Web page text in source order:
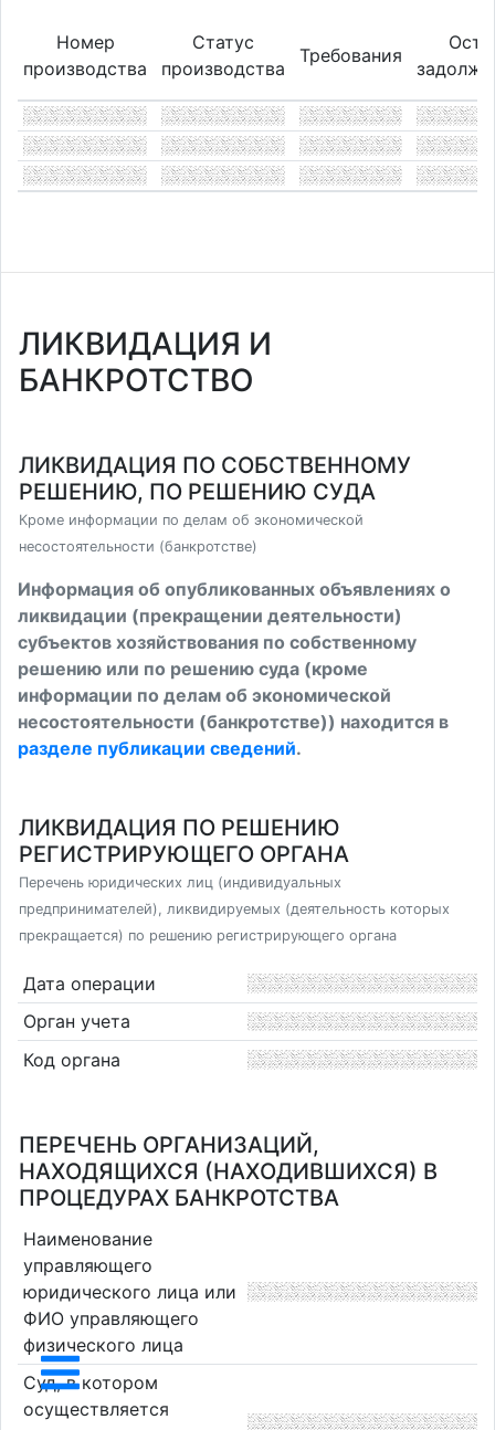
Номер
производства
Статус
производства
Требования
ЛИКВИДАЦИЯ И
БАНКРОТСТВО
ЛИКВИДАЦИЯ ПО СОБСТВЕННОМУ
РЕШЕНИЮ, ПО РЕШЕНИЮ СУДА
Кроме информации по делам об экономической
несостоятельности (банкротстве)
Информация об опубликованных объявлениях о
ликвидации (прекращении деятельности)
субъектов хозяйствования по собственному
решению или по решению суда (кроме
информации по делам об экономической
несостоятельности (банкротстве)) находится в
разделе публикации сведений.
ЛИКВИДАЦИЯ ПО РЕШЕНИЮ
РЕГИСТРИРУЮЩЕГО ОРГАНА
Перечень юридических лиц (индивидуальных
предпринимателей), ликвидируемых (деятельность которых
прекращается) по решению регистрирующего органа
Дата операции
Орган учета
Код органа
ПЕРЕЧЕНЬ ОРГАНИЗАЦИЙ,
НАХОДЯЩИХСЯ (НАХОДИВШИХСЯ) В
ПРОЦЕДУРАХ БАНКРОТСТВА
Наименование
управляющего
юридического лица или
ФИО управляющего
физического лица
Суд, в котором
осуществляется